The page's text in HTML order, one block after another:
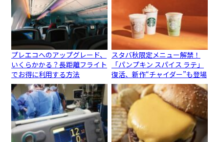
プレエコへのアップグレード、
いくらかかる？長距離フライト
でお得に利用する方法
スタバ秋限定メニュー解禁！
「パンプキン スパイス ラテ」
復活、新作“チャイダー”も登場